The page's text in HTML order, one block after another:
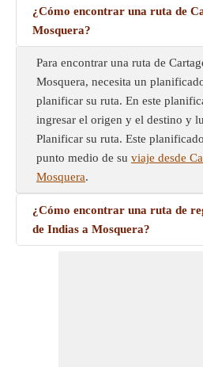
¿Cómo encontrar una ruta de
Mosquera?
Para encontrar una ruta de
Mosquera, necesita un
planificar su ruta. En este
ingresar el origen y el destino y
Planificar su ruta. Este
punto medio de su viaje desde
Mosquera.
¿Cómo encontrar una ruta de
de Indias a Mosquera?